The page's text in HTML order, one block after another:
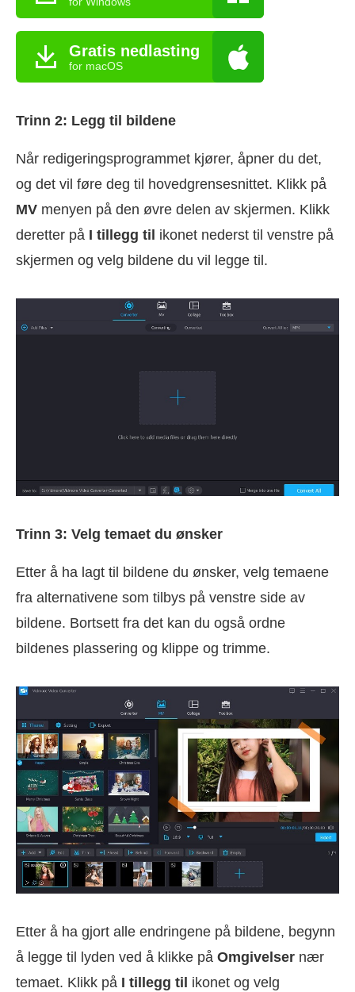
Gratis nedlasting
for macOS
Trinn 2: Legg til bildene
Når redigeringsprogrammet kjører, åpner du det,
og det vil føre deg til hovedgrensesnittet. Klikk på
MV menyen på den øvre delen av skjermen. Klikk
deretter på I tillegg til ikonet nederst til venstre på
skjermen og velg bildene du vil legge til.
Trinn 3: Velg temaet du ønsker
Etter å ha lagt til bildene du ønsker, velg temaene
fra alternativene som tilbys på venstre side av
bildene. Bortsett fra det kan du også ordne
bildenes plassering og klippe og trimme.
Etter å ha gjort alle endringene på bildene, begynn
å legge til lyden ved å klikke på Omgivelser nær
temaet. Klikk på I tillegg til ikonet og velg